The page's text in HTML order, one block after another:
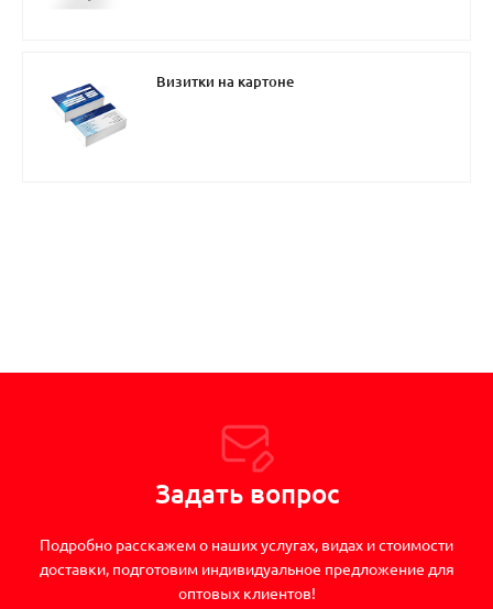
Визитки на картоне
Задать вопрос
Подробно расскажем о наших услугах, видах и стоимости
доставки, подготовим индивидуальное предложение для
оптовых клиентов!